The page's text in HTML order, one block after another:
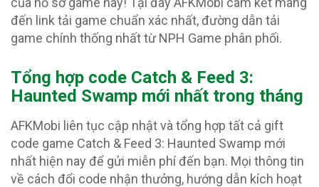
đến link tải game chuẩn xác nhất, đường dẫn tải
game chính thống nhất từ NPH Game phân phối.
Tổng hợp code Catch & Feed 3:
Haunted Swamp mới nhất trong tháng
AFKMobi liên tục cập nhật và tổng hợp tất cả gift
code game Catch & Feed 3: Haunted Swamp mới
nhất hiện nay để gửi miễn phí đến bạn. Mọi thông tin
về cách đổi code nhận thưởng, hướng dẫn kích hoạt